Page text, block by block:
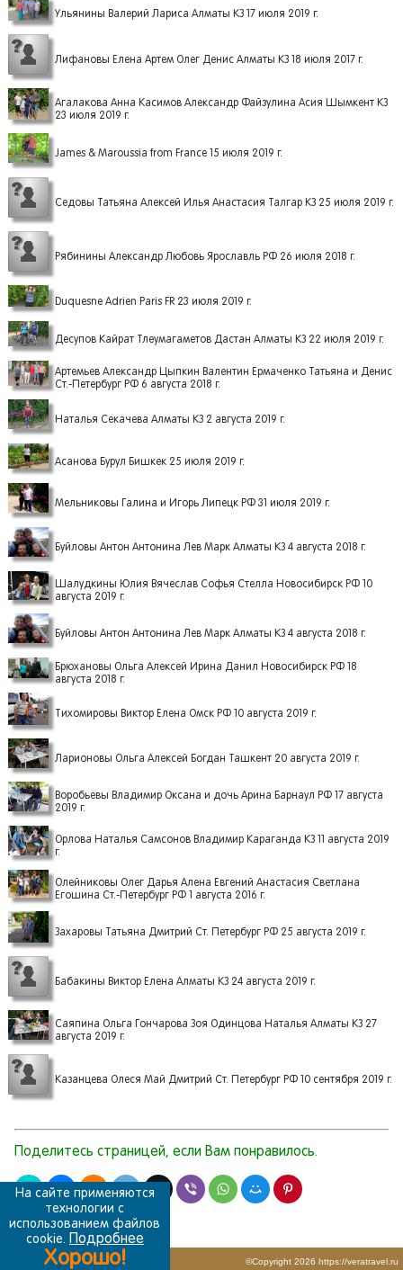
На сайте применяются
технологии с
использованием файлов
cookie. Подробнее
Хорошо!
Ульянины Валерий Лариса Алматы КЗ 17 июля 2019 г.
Лифановы Елена Артем Олег Денис Алматы КЗ 18 июля 2017 г.
Агалакова Анна Касимов Александр Файзулина Асия Шымкент КЗ
23 июля 2019 г.
James & Maroussia from France 15 июля 2019 г.
Седовы Татьяна Алексей Илья Анастасия Талгар КЗ 25 июля 2019 г.
Рябинины Александр Любовь Ярославль РФ 26 июля 2018 г.
Duquesne Adrien Paris FR 23 июля 2019 г.
Десупов Кайрат Тлеумагаметов Дастан Алматы КЗ 22 июля 2019 г.
Артемьев Александр Цыпкин Валентин Ермаченко Татьяна и Денис
Ст.-Петербург РФ 6 августа 2018 г.
Наталья Секачева Алматы КЗ 2 августа 2019 г.
Асанова Бурул Бишкек 25 июля 2019 г.
Мельниковы Галина и Игорь Липецк РФ 31 июля 2019 г.
Буйловы Антон Антонина Лев Марк Алматы КЗ 4 августа 2018 г.
Шалудкины Юлия Вячеслав Софья Стелла Новосибирск РФ 10
августа 2019 г.
Буйловы Антон Антонина Лев Марк Алматы КЗ 4 августа 2018 г.
Брюхановы Ольга Алексей Ирина Данил Новосибирск РФ 18
августа 2018 г.
Тихомировы Виктор Елена Омск РФ 10 августа 2019 г.
Ларионовы Ольга Алексей Богдан Ташкент 20 августа 2019 г.
Воробьевы Владимир Оксана и дочь Арина Барнаул РФ 17 августа
2019 г.
Орлова Наталья Самсонов Владимир Караганда КЗ 11 августа 2019
г.
Олейниковы Олег Дарья Алена Евгений Анастасия Светлана
Егошина Ст.-Петербург РФ 1 августа 2016 г.
Захаровы Татьяна Дмитрий Ст. Петербург РФ 25 августа 2019 г.
Бабакины Виктор Елена Алматы КЗ 24 августа 2019 г.
Саяпина Ольга Гончарова Зоя Одинцова Наталья Алматы КЗ 27
августа 2019 г.
Казанцева Олеся Май Дмитрий Ст. Петербург РФ 10 сентября 2019 г.
Поделитесь страницей, если Вам понравилось.
Политика конфиденциальности ©Copyright 2026 https://veratravel.ru